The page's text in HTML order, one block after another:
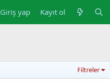
Giriş yap Kayıt ol
Filtreler